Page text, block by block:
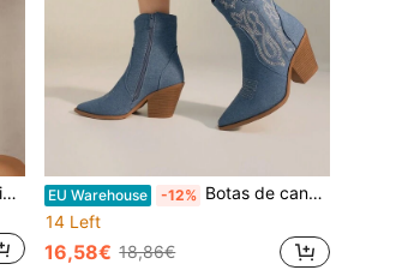
Sapatos femininos novos para primavera/outono/inverno 2026, botas femininas quentes de inverno, sapatos femininos casuais versáteis e da moda, botas de cano curto pretas/brancas com atacadores e fecho lateral, botas femininas rasas, botas de cano curto femininas, botas femininas da moda, botas de cano curto para estudantes universitárias, botas de montaria, botas de mota EU Warehouse -12% Botas de cano curto estilo Western jeans RevReaL com detalhes bordados
14 Left
16,58€ 18,86€